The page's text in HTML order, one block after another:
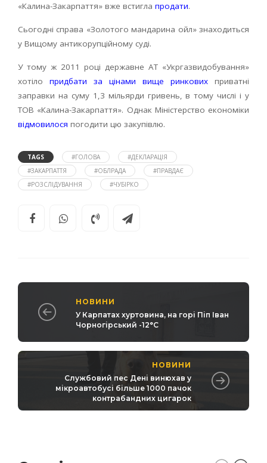
«Калина-Закарпаття» вже встигла продати.
Сьогодні справа «Золотого мандарина ойл» знаходиться
у Вищому антикорупційному суді.
У тому ж 2011 році державне АТ «Укргазвидобування»
хотіло придбати за цінами вище ринкових приватні
заправки на суму 1,3 мільярди гривень, в тому числі і у
ТОВ «Калина-Закарпаття». Однак Міністерство економіки
відмовилося погодити цю закупівлю.
TAGS #ГОЛОВА
#ДЕКЛАРАЦІЯ
#ЗАКАРПАТТЯ
#ОБЛРАДА
#ПРАВДАЄ
#РОЗСЛІДУВАННЯ
#ЧУБІРКО
НОВИНИ
У Карпатах хуртовина, на горі Піп Іван
Чорногірський -12°С
НОВИНИ
Службовий пес Дені винюхав у
мікроавтобусі більше 1000 пачок
контрабандних цигарок